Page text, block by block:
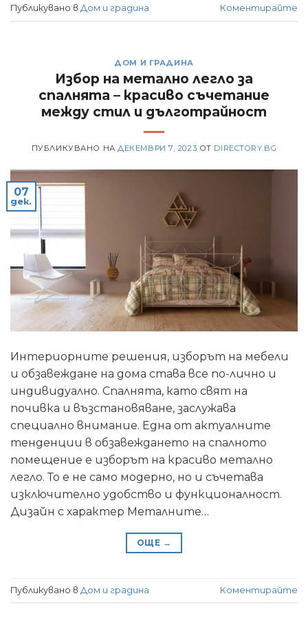
Публикувано в Дом и градина Коментирайте
ДОМ И ГРАДИНА
Избор на метално легло за
спалнята – красиво съчетание
между стил и дълготрайност
ПУБЛИКУВАНО НАДЕКЕМВРИ 7, 2023 ОТ DIRECTORY.BG
07
дек.
Интериорните решения, изборът на мебели
и обзавеждане на дома става все по-лично и
индивидуално. Спалнята, като свят на
почивка и възстановяване, заслужава
специално внимание. Една от актуалните
тенденции в обзавеждането на спалното
помещение е изборът на красиво метално
легло. То е не само модерно, но и съчетава
изключително удобство и функционалност.
Дизайн с характер Металните…
ОЩЕ →
Публикувано в Дом и градина Коментирайте